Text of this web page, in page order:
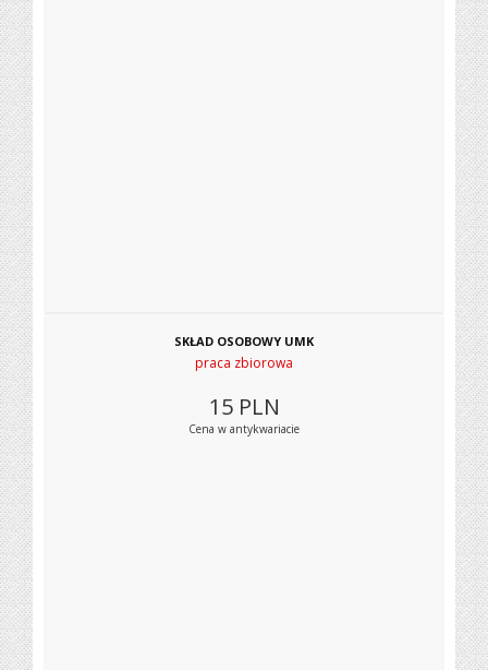
SKŁAD OSOBOWY UMK
praca zbiorowa
15 PLN
Cena w antykwariacie